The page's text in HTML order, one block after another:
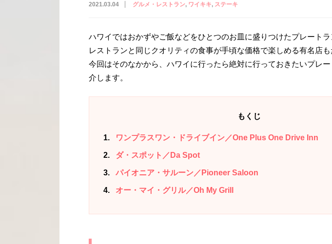
2021.03.04 グルメ・レストラン ワイキキ ステーキ
ハワイではおかずやご飯などをひとつのお皿に盛りつけたプレートラ
レストランと同じクオリティの食事が手頃な価格で楽しめる有名店も
今回はそのなかから、ハワイに行ったら絶対に行っておきたいプレ
介します。
もくじ
1 ワンプラスワン・ドライブイン／One Plus One Drive Inn
2 ダ・スポット／Da Spot
3 パイオニア・サルーン／Pioneer Saloon
4 オー・マイ・グリル／Oh My Grill